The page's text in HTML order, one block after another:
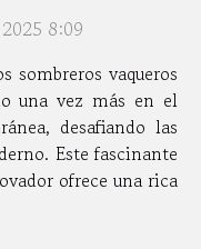
8:09
sombreros vaqueros
una vez más en el
desafiando las
Este fascinante
ofrece una rica